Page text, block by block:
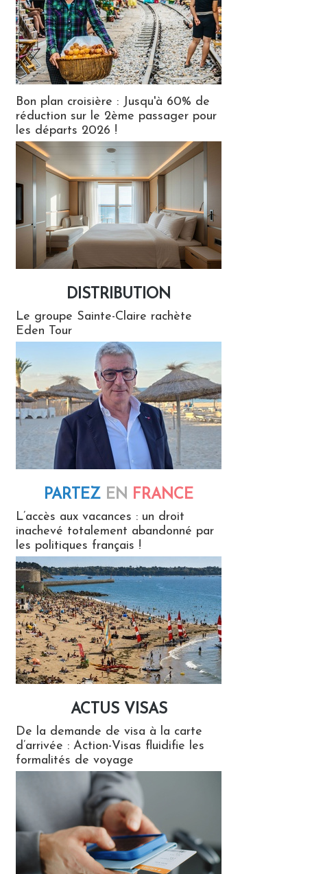
Bon plan croisière : Jusqu'à 60% de
réduction sur le 2ème passager pour
les départs 2026 !
DISTRIBUTION
Le groupe Sainte-Claire rachète
Eden Tour
PARTEZ EN FRANCE
L’accès aux vacances : un droit
inachevé totalement abandonné par
les politiques français !
ACTUS VISAS
De la demande de visa à la carte
d’arrivée : Action-Visas fluidifie les
formalités de voyage